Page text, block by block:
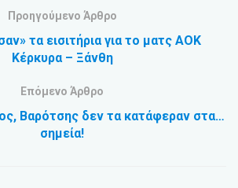
Προηγούμενο Άρθρο
τα εισιτήρια για το ματς ΑΟΚ
Κέρκυρα – Ξάνθη
Επόμενο Άρθρο
Βαρότσης δεν τα κατάφεραν στα…
σημεία!